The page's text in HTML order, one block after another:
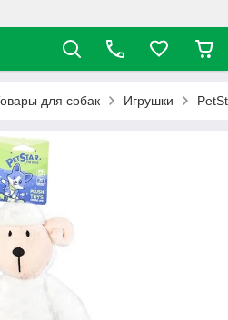
для собак Игрушки